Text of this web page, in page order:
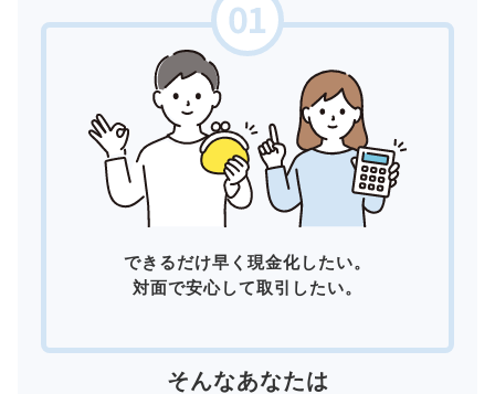
できるだけ早く現金化したい。
対面で安心して取引したい。
そんなあなたは